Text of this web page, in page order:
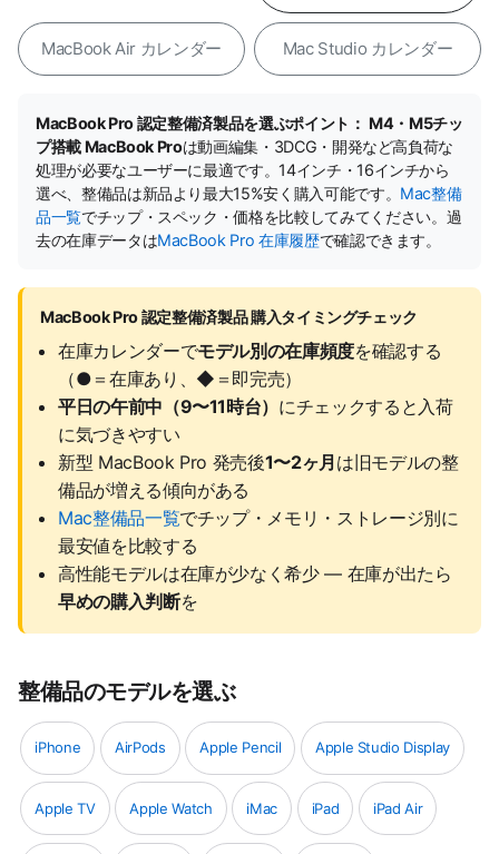
MacBook Air カレンダー Mac Studio カレンダー
MacBook Pro 認定整備済製品を選ぶポイント： M4・M5チッ
プ搭載 MacBook Proは動画編集・3DCG・開発など高負荷な
処理が必要なユーザーに最適です。14インチ・16インチから
選べ、整備品は新品より最大15%安く購入可能です。 Mac整備
品一覧でチップ・スペック・価格を比較してみてください。過
去の在庫データはMacBook Pro 在庫履歴で確認できます。
MacBook Pro 認定整備済製品 購入タイミングチェック
在庫カレンダーでモデル別の在庫頻度を確認する
（●＝在庫あり、◆＝即完売）
平日の午前中（9〜11時台） にチェックすると入荷
に気づきやすい
新型 MacBook Pro 発売後1〜2ヶ月 は旧モデルの整
備品が増える傾向がある
Mac整備品一覧でチップ・メモリ・ストレージ別に
最安値を比較する
高性能モデルは在庫が少なく希少 — 在庫が出たら
早めの購入判断を
整備品のモデルを選ぶ
iPhone AirPods Apple Pencil Apple Studio Display
Apple TV Apple Watch iMac iPad iPad Air